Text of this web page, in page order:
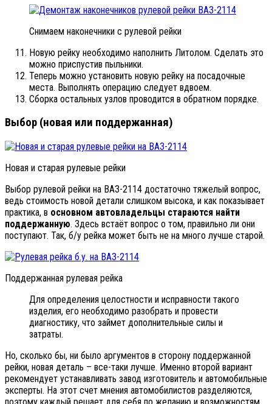
Снимаем наконечники с рулевой рейки
Новую рейку необходимо наполнить Литолом. Сделать это
можно приспустив пыльники.
Теперь можно установить новую рейку на посадочные
места. Выполнять операцию следует вдвоем.
Сборка остальных узлов проводится в обратном порядке.
Выбор (новая или поддержанная)
Новая и старая рулевые рейки
Выбор рулевой рейки на ВАЗ-2114 достаточно тяжелый вопрос,
ведь стоимость новой детали слишком высока, и как показывает
практика, в основном автовладельцы стараются найти
поддержанную. Здесь встаёт вопрос о том, правильно ли они
поступают. Так, б/у рейка может быть не на много лучше старой.
Поддержанная рулевая рейка
Для определения целостности и исправности такого
изделия, его необходимо разобрать и провести
диагностику, что займет дополнительные силы и
затраты.
Но, сколько бы, ни было аргументов в сторону поддержанной
рейки, новая деталь – все-таки лучше. Именно второй вариант
рекомендует устанавливать завод изготовитель и автомобильные
эксперты. На этот счет мнения автомобилистов разделяются,